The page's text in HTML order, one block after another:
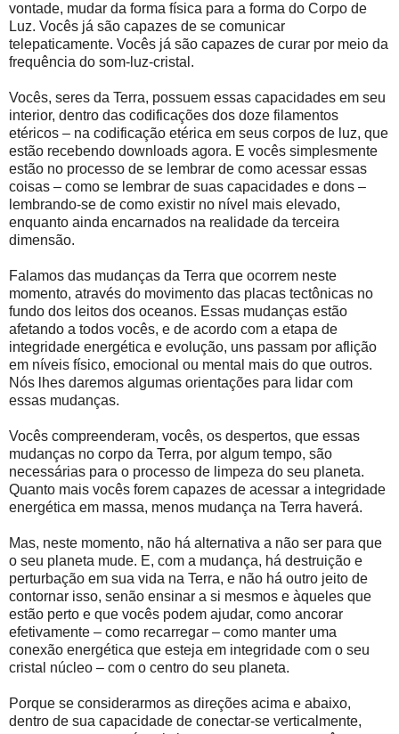
vontade, mudar da forma física para a forma do Corpo de
Luz. Vocês já são capazes de se comunicar
telepaticamente. Vocês já são capazes de curar por meio da
frequência do som-luz-cristal.
Vocês, seres da Terra, possuem essas capacidades em seu
interior, dentro das codificações dos doze filamentos
etéricos – na codificação etérica em seus corpos de luz, que
estão recebendo downloads agora. E vocês simplesmente
estão no processo de se lembrar de como acessar essas
coisas – como se lembrar de suas capacidades e dons –
lembrando-se de como existir no nível mais elevado,
enquanto ainda encarnados na realidade da terceira
dimensão.
Falamos das mudanças da Terra que ocorrem neste
momento, através do movimento das placas tectônicas no
fundo dos leitos dos oceanos. Essas mudanças estão
afetando a todos vocês, e de acordo com a etapa de
integridade energética e evolução, uns passam por aflição
em níveis físico, emocional ou mental mais do que outros.
Nós lhes daremos algumas orientações para lidar com
essas mudanças.
Vocês compreenderam, vocês, os despertos, que essas
mudanças no corpo da Terra, por algum tempo, são
necessárias para o processo de limpeza do seu planeta.
Quanto mais vocês forem capazes de acessar a integridade
energética em massa, menos mudança na Terra haverá.
Mas, neste momento, não há alternativa a não ser para que
o seu planeta mude. E, com a mudança, há destruição e
perturbação em sua vida na Terra, e não há outro jeito de
contornar isso, senão ensinar a si mesmos e àqueles que
estão perto e que vocês podem ajudar, como ancorar
efetivamente – como recarregar – como manter uma
conexão energética que esteja em integridade com o seu
cristal núcleo – com o centro do seu planeta.
Porque se considerarmos as direções acima e abaixo,
dentro de sua capacidade de conectar-se verticalmente,